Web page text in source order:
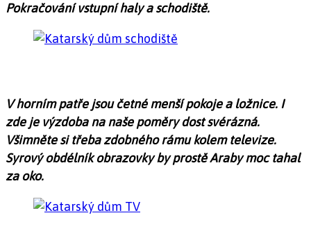
Pokračování vstupní haly a schodiště.
V horním patře jsou četné menší pokoje a ložnice. I
zde je výzdoba na naše poměry dost svérázná.
Všimněte si třeba zdobného rámu kolem televize.
Syrový obdélník obrazovky by prostě Araby moc tahal
za oko.